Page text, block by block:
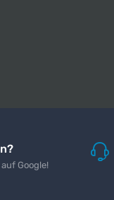
Google!